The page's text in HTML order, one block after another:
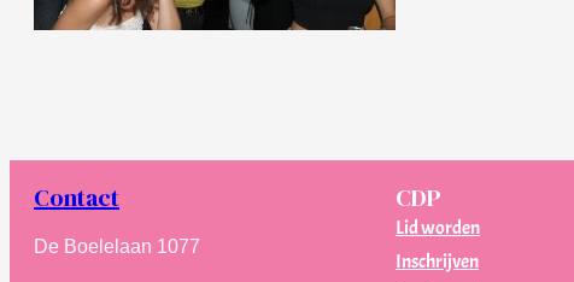
Contact
De Boelelaan 1077
CDP
Lid worden
Inschrijven